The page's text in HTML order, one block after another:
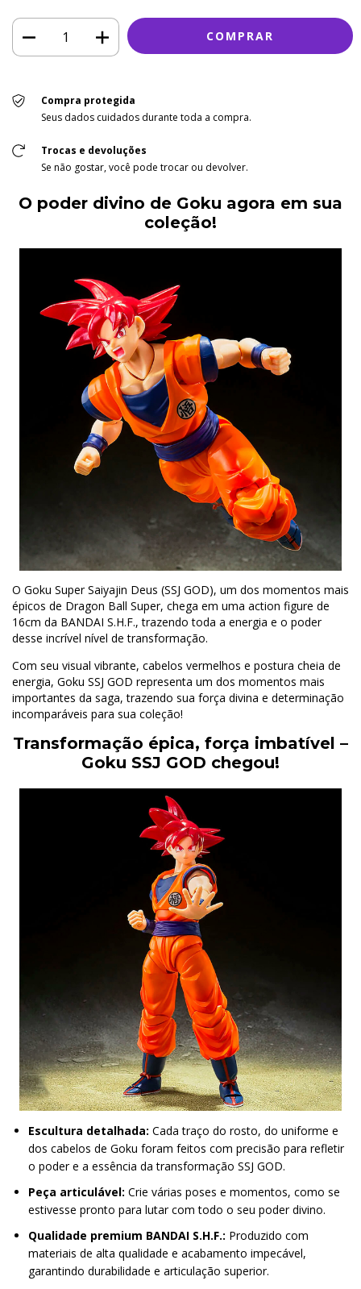
Compra protegida
Seus dados cuidados durante toda a compra.
Trocas e devoluções
Se não gostar, você pode trocar ou devolver.
O poder divino de Goku agora em sua
coleção!
O Goku Super Saiyajin Deus (SSJ GOD), um dos momentos mais
épicos de Dragon Ball Super, chega em uma action figure de
16cm da BANDAI S.H.F., trazendo toda a energia e o poder
desse incrível nível de transformação.
Com seu visual vibrante, cabelos vermelhos e postura cheia de
energia, Goku SSJ GOD representa um dos momentos mais
importantes da saga, trazendo sua força divina e determinação
incomparáveis para sua coleção!
Transformação épica, força imbatível –
Goku SSJ GOD chegou!
Escultura detalhada: Cada traço do rosto, do uniforme e
dos cabelos de Goku foram feitos com precisão para refletir
o poder e a essência da transformação SSJ GOD.
Peça articulável: Crie várias poses e momentos, como se
estivesse pronto para lutar com todo o seu poder divino.
Qualidade premium BANDAI S.H.F.: Produzido com
materiais de alta qualidade e acabamento impecável,
garantindo durabilidade e articulação superior.